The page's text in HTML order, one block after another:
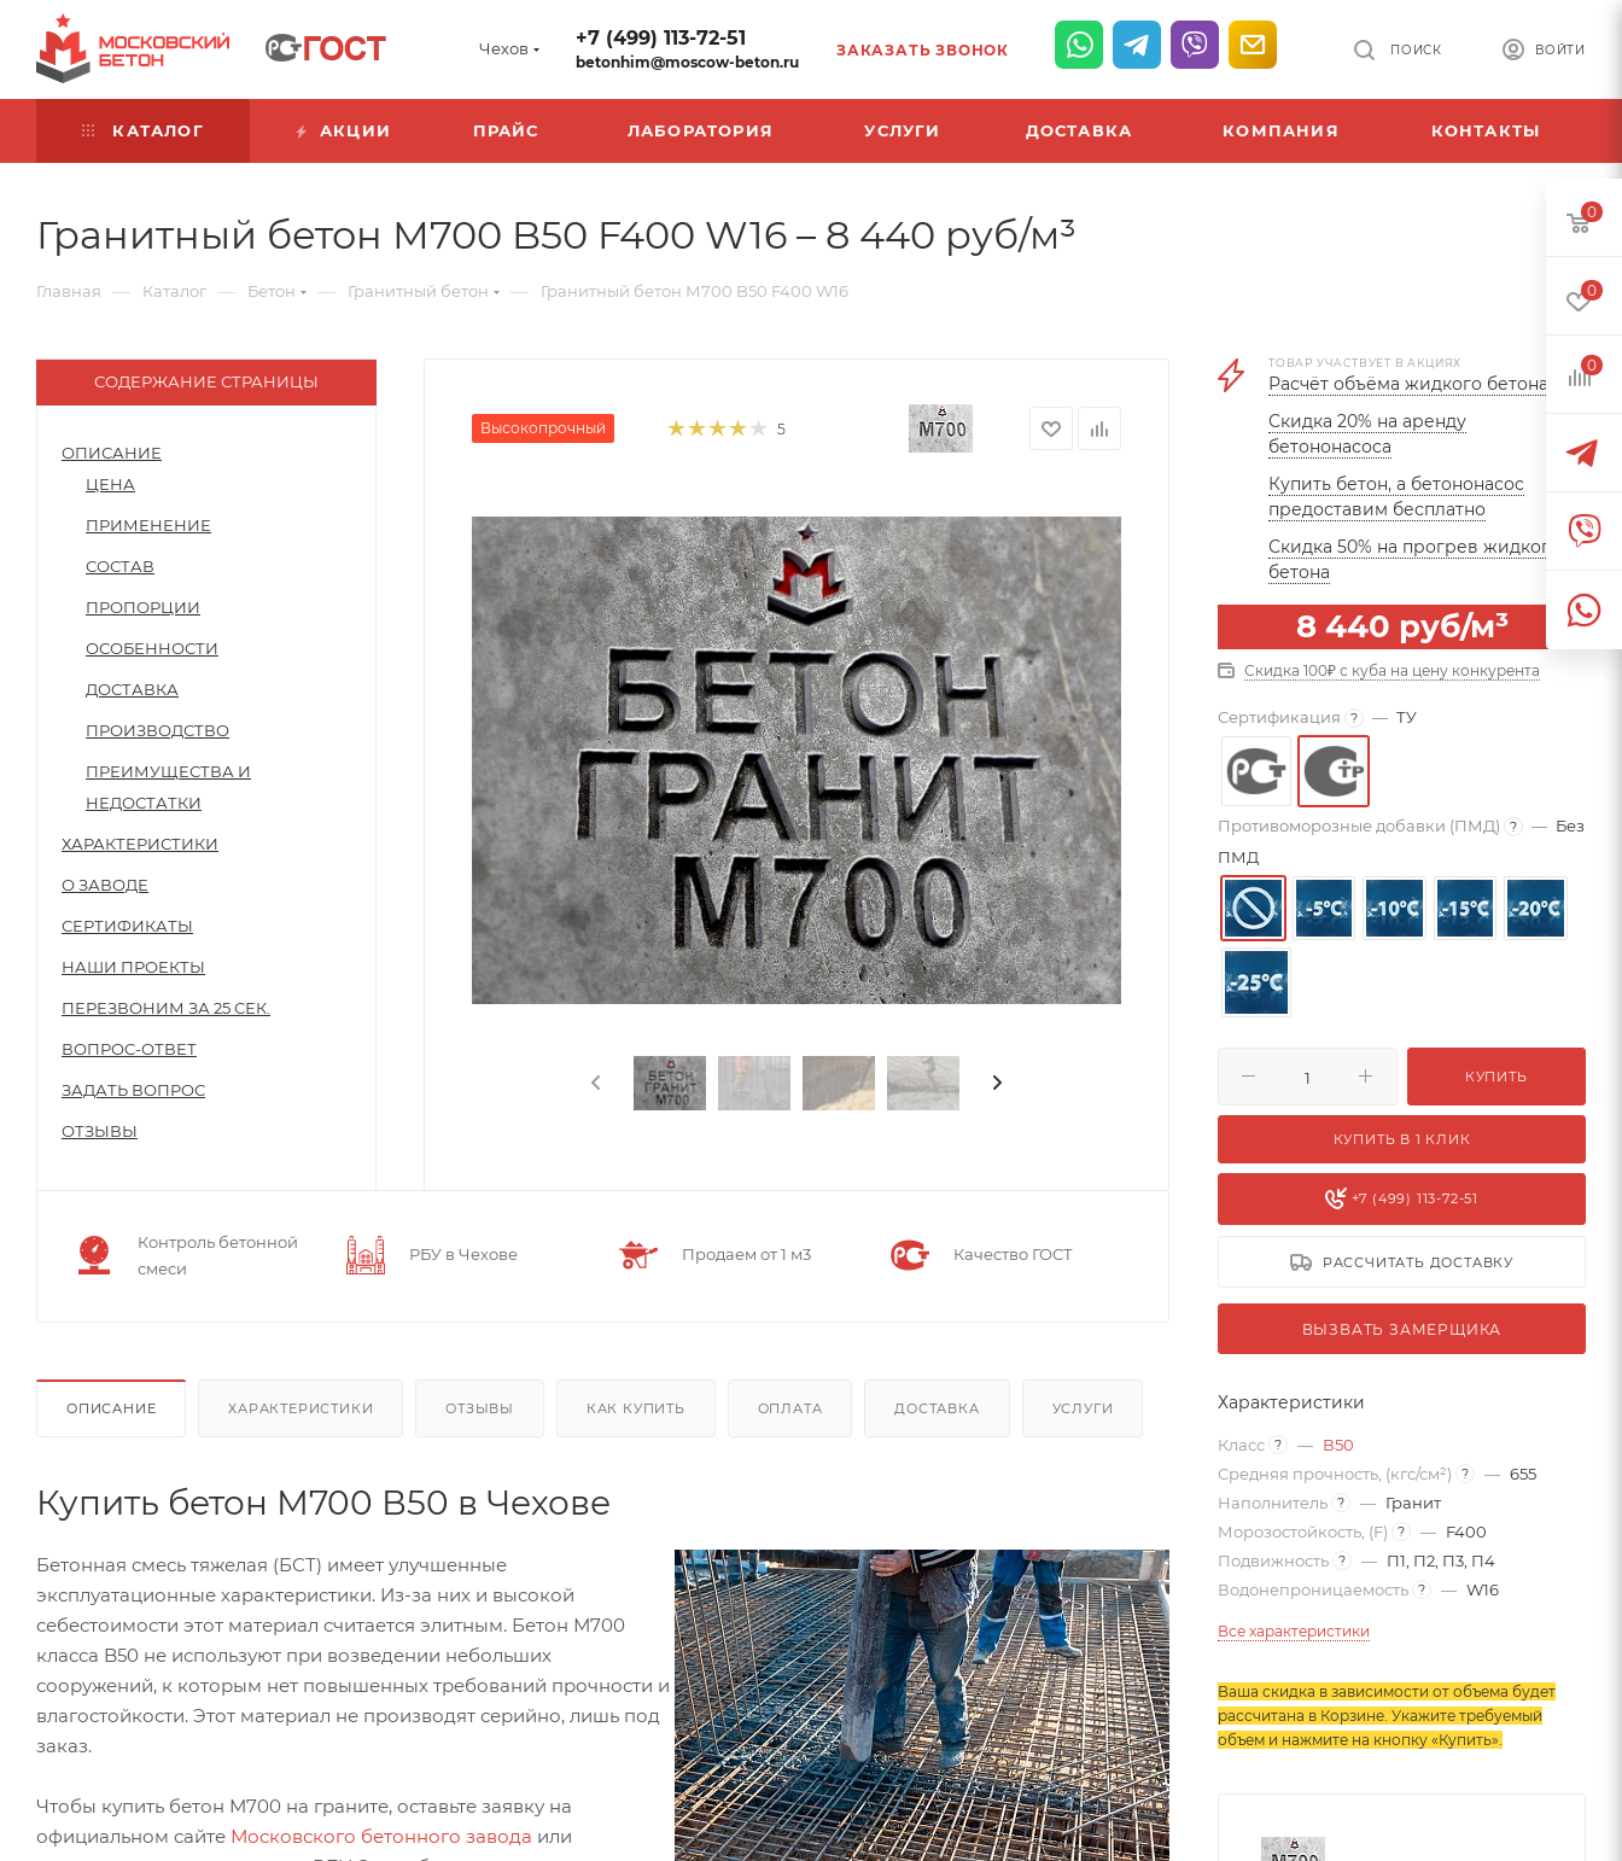
Чехов +7 (499) 113-72-51
betonhim@moscow-beton.ru
ЗАКАЗАТЬ ЗВОНОК ВОЙТИ
ПОИСК
КАТАЛОГ АКЦИИ ПРАЙС ЛАБОРАТОРИЯ УСЛУГИ ДОСТАВКА КОМПАНИЯ КОНТАКТЫ
Гранитный бетон М700 B50 F400 W16 – 8 440 руб/м³
Главная — Каталог — Бетон — Гранитный бетон — Гранитный бетон М700 B50 F400 W16
СОДЕРЖАНИЕ СТРАНИЦЫ
ОПИСАНИЕ
ЦЕНА
ПРИМЕНЕНИЕ
СОСТАВ
ПРОПОРЦИИ
ОСОБЕННОСТИ
ДОСТАВКА
ПРОИЗВОДСТВО
ПРЕИМУЩЕСТВА И
НЕДОСТАТКИ
ХАРАКТЕРИСТИКИ
О ЗАВОДЕ
СЕРТИФИКАТЫ
НАШИ ПРОЕКТЫ
ПЕРЕЗВОНИМ ЗА 25 СЕК.
ВОПРОС-ОТВЕТ
ЗАДАТЬ ВОПРОС
ОТЗЫВЫ
Высокопрочный 5
Контроль бетонной
смеси
РБУ в Чехове Продаем от 1 м3 Качество ГОСТ
ОПИСАНИЕ ХАРАКТЕРИСТИКИ ОТЗЫВЫ КАК КУПИТЬ ОПЛАТА ДОСТАВКА УСЛУГИ
Купить бетон М700 В50 в Чехове
Бетонная смесь тяжелая (БСТ) имеет улучшенные
эксплуатационные характеристики. Из-за них и высокой
себестоимости этот материал считается элитным. Бетон М700
класса B50 не используют при возведении небольших
сооружений, к которым нет повышенных требований прочности и
влагостойкости. Этот материал не производят серийно, лишь под
заказ.
Чтобы купить бетон М700 на граните, оставьте заявку на
официальном сайте Московского бетонного завода или
ТОВАР УЧАСТВУЕТ В АКЦИЯХ
Расчёт объёма жидкого бетона
Скидка 20% на аренду
бетононасоса
Купить бетон, а бетононасос
предоставим бесплатно
Скидка 50% на прогрев жидкого
бетона
8 440 руб/м³
Скидка 100₽ с куба на цену конкурента
Сертификация ? — ТУ
Противоморозные добавки (ПМД) ? — Без
ПМД
КУПИТЬ
КУПИТЬ В 1 КЛИК
+7 (499) 113-72-51
РАССЧИТАТЬ ДОСТАВКУ
ВЫЗВАТЬ ЗАМЕРЩИКА
Характеристики
Класс ? — В50
Средняя прочность, (кгс/см²)
? — 655
Наполнитель ? — Гранит
Морозостойкость, (F)
? — F400
Подвижность ? — П1, П2, П3, П4
Водонепроницаемость ? — W16
Все характеристики
Ваша скидка в зависимости от объема будет
рассчитана в Корзине. Укажите требуемый
объем и нажмите на кнопку «Купить»
0
0
0